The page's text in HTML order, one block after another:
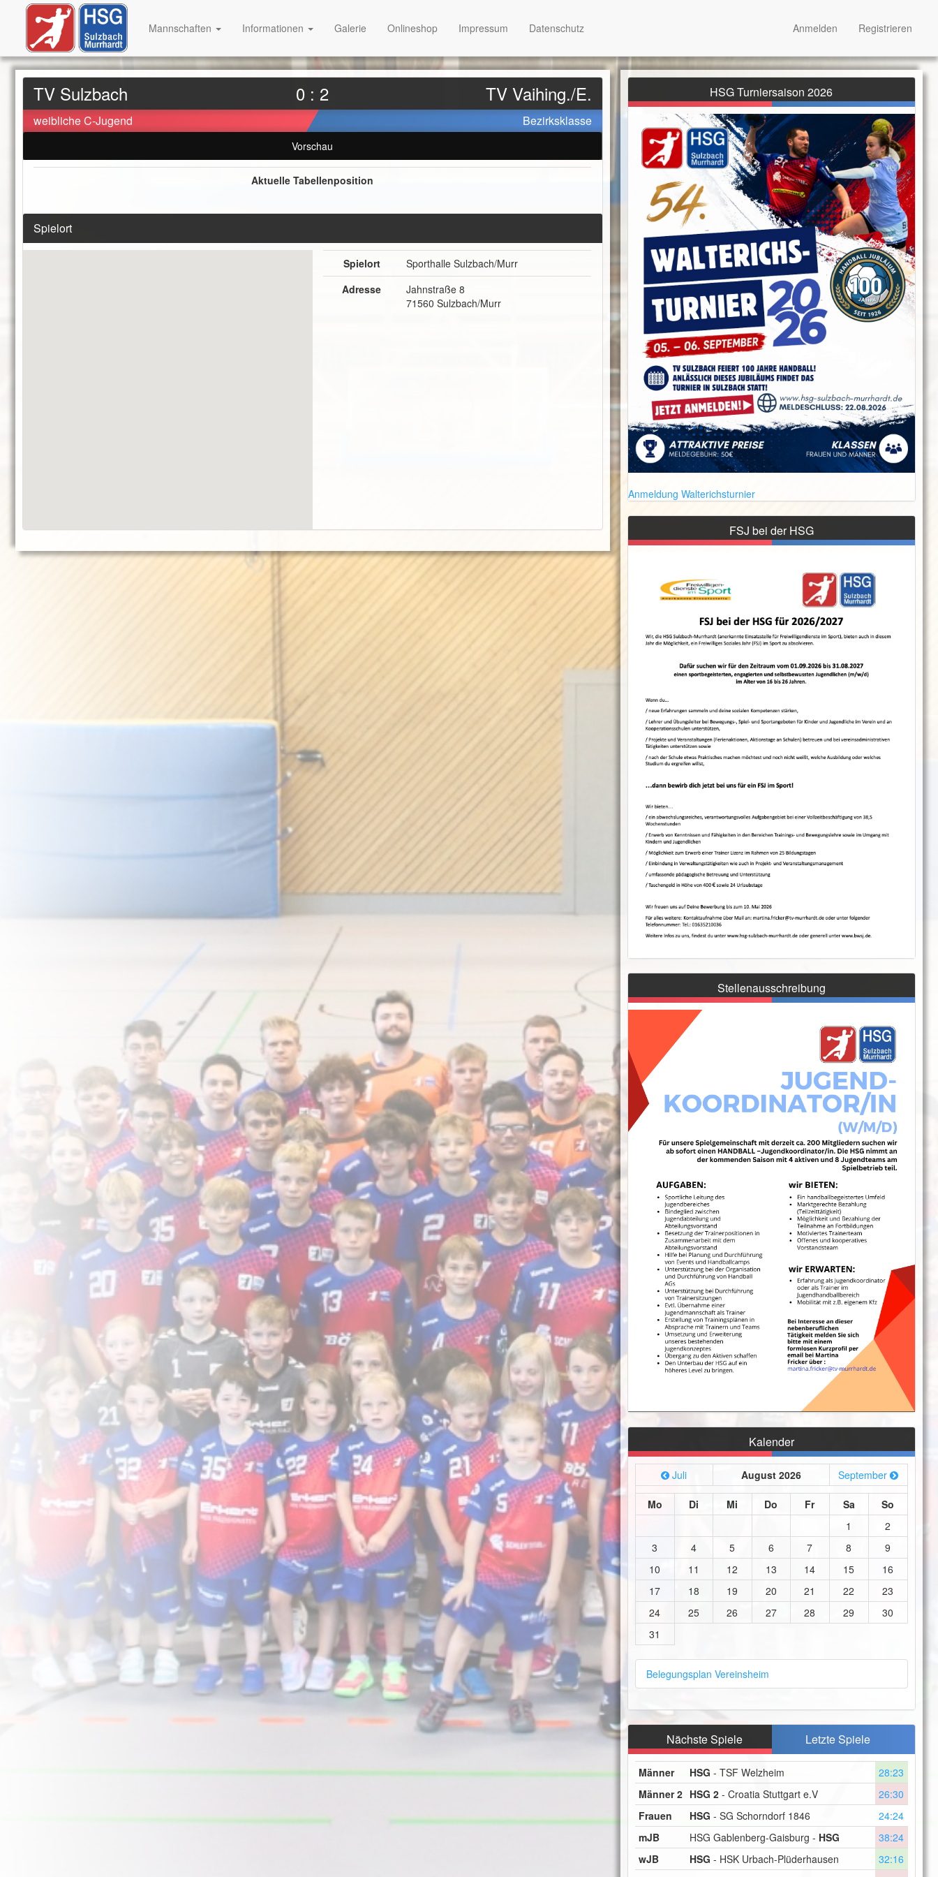
TV Sulzbach 0 : 2 TV Vaihing./E.
weibliche C-Jugend Bezirksklasse
Vorschau
Aktuelle Tabellenposition
Spielort
Spielort
Sporthalle Sulzbach/Murr
Adresse
Jahnstraße 8
71560 Sulzbach/Murr
HSG Turniersaison 2026
Anmeldung Walterichsturnier
FSJ bei der HSG
Stellenausschreibung
Kalender
Juli August 2026 September
Mo Di Mi Do Fr Sa
So
1
2
3
4 5 6 7 8
9
10
11 12 13 14 15
16
17
18 19 20 21 22
23
24
25 26 27 28 29
30
31
Belegungsplan Vereinsheim
Nächste Spiele Letzte Spiele
Männer HSG - TSF Welzheim
28:23
Männer 2 HSG 2- Croatia Stuttgart e.V
26:30
Frauen
HSG - SG Schorndorf 1846
24:24
mJB
HSG Gablenberg-Gaisburg - HSG
38:24
wJB
HSG - HSK Urbach-Plüderhausen
32:16
Mannschaften Informationen Galerie Onlineshop Impressum Datenschutz Anmelden Registrieren